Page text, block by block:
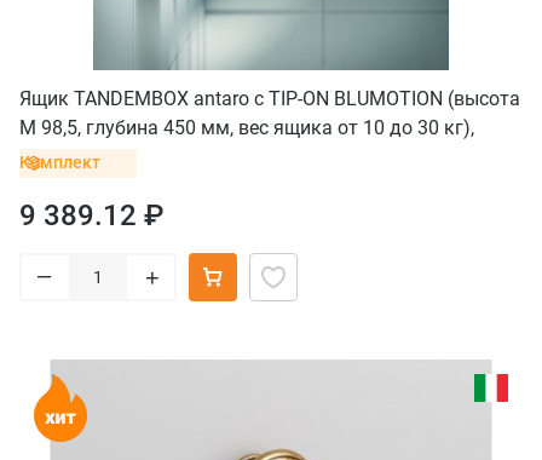
Ящик TANDEMBOX antaro с TIP-ON BLUMOTION (высота
М 98,5, глубина 450 мм, вес ящика от 10 до 30 кг),
крепление INSERTA, белый
Комплект
9 389.12 ₽
– +